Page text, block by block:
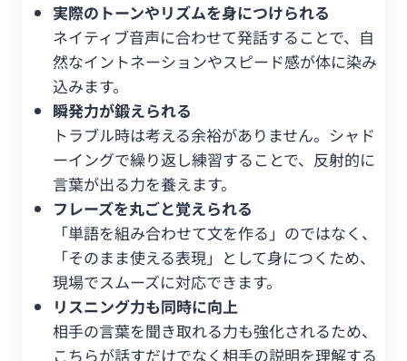
実際のトーンやリズムを身につけられる
ネイティブ音声に合わせて発話することで、自
然なイントネーションやスピード感が体に染み
込みます。
瞬発力が鍛えられる
トラブル時は考える余裕がありません。シャド
ーイングで繰り返し練習することで、反射的に
言葉が出る力を養えます。
フレーズを丸ごと覚えられる
「単語を組み合わせて文を作る」のではなく、
「そのまま使える表現」として身につくため、
現場でスムーズに対応できます。
リスニング力も同時に向上
相手の言葉を聞き取れる力も強化されるため、
こちらが話すだけでなく相手の説明を理解する